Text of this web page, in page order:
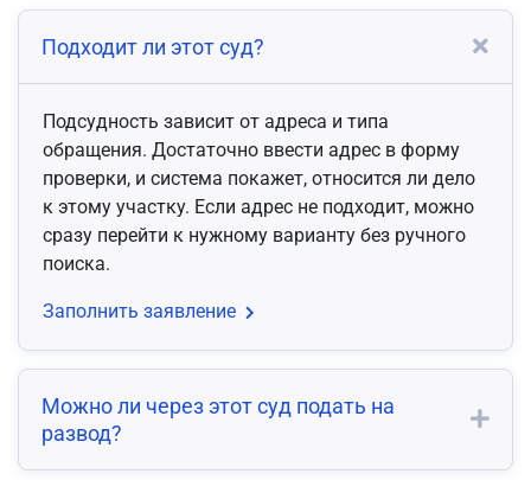
Подходит ли этот суд?
Подсудность зависит от адреса и типа
обращения. Достаточно ввести адрес в форму
проверки, и система покажет, относится ли дело
к этому участку. Если адрес не подходит, можно
сразу перейти к нужному варианту без ручного
поиска.
Заполнить заявление
Можно ли через этот суд подать на
развод?